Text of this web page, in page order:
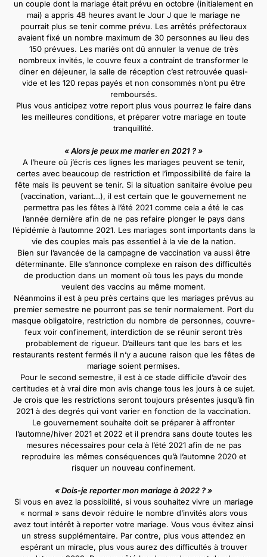
un couple dont la mariage était prévu en octobre (initialement en
mai) a appris 48 heures avant le Jour J que le mariage ne
pourrait plus se tenir comme prévu. Les arrêtés préfectoraux
avaient fixé un nombre maximum de 30 personnes au lieu des
150 prévues. Les mariés ont dû annuler la venue de très
nombreux invités, le couvre feux a contraint de transformer le
diner en déjeuner, la salle de réception c’est retrouvée quasi-
vide et les 120 repas payés et non consommés n’ont pu être
remboursés.
Plus vous anticipez votre report plus vous pourrez le faire dans
les meilleures conditions, et préparer votre mariage en toute
tranquillité.
« Alors je peux me marier en 2021 ? »
A l’heure où j’écris ces lignes les mariages peuvent se tenir,
certes avec beaucoup de restriction et l’impossibilité de faire la
fête mais ils peuvent se tenir. Si la situation sanitaire évolue peu
(vaccination, variant…), il est certain que le gouvernement ne
permettra pas les fêtes à l’été 2021 comme cela a été le cas
l’année dernière afin de ne pas refaire plonger le pays dans
l’épidémie à l’automne 2021. Les mariages sont importants dans la
vie des couples mais pas essentiel à la vie de la nation.
Bien sur l’avancée de la campagne de vaccination va aussi être
déterminante. Elle s’annonce complexe en raison des difficultés
de production dans un moment où tous les pays du monde
veulent des vaccins au même moment.
Néanmoins il est à peu près certains que les mariages prévus au
premier semestre ne pourront pas se tenir normalement. Port du
masque obligatoire, restriction du nombre de personnes, couvre-
feux voir confinement, interdiction de se réunir seront très
probablement de rigueur. D’ailleurs tant que les bars et les
restaurants restent fermés il n’y a aucune raison que les fêtes de
mariage soient permises.
Pour le second semestre, il est à ce stade difficile d’avoir des
certitudes et à vrai dire mon avis change tous les jours à ce sujet.
Je crois que les restrictions seront toujours présentes jusqu’à fin
2021 à des degrés qui vont varier en fonction de la vaccination.
Le gouvernement souhaite doit se préparer à affronter
l’automne/hiver 2021 et 2022 et il prendra sans doute toutes les
mesures nécessaires pour cela à l’été 2021 afin de ne pas
reproduire les mêmes conséquences qu’à l’automne 2020 et
risquer un nouveau confinement.
« Dois-je reporter mon mariage à 2022 ? »
Si vous en avez la possibilité, si vous souhaitez vivre un mariage
« normal » sans devoir réduire le nombre d’invités alors vous
avez tout intérêt à reporter votre mariage. Vous vous évitez ainsi
un stress supplémentaire. Par contre, plus vous attendez en
espérant un miracle, plus vous aurez des difficultés à trouver